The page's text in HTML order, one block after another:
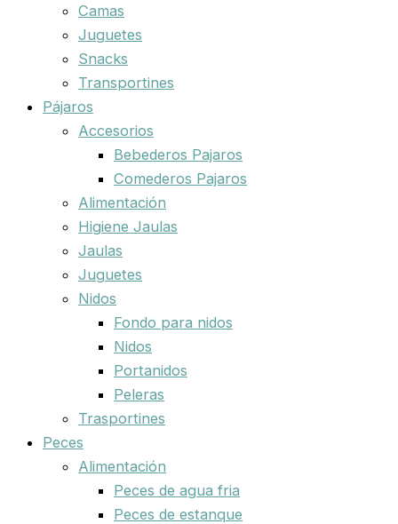
Camas
Juguetes
Snacks
Transportines
Pájaros
Accesorios
Bebederos Pajaros
Comederos Pajaros
Alimentación
Higiene Jaulas
Jaulas
Juguetes
Nidos
Fondo para nidos
Nidos
Portanidos
Peleras
Trasportines
Peces
Alimentación
Peces de agua fria
Peces de estanque